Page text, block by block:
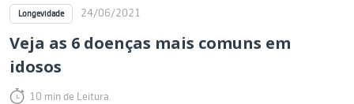
Longevidade 24/06/2021
Veja as 6 doenças mais comuns em
idosos
10 min de Leitura.